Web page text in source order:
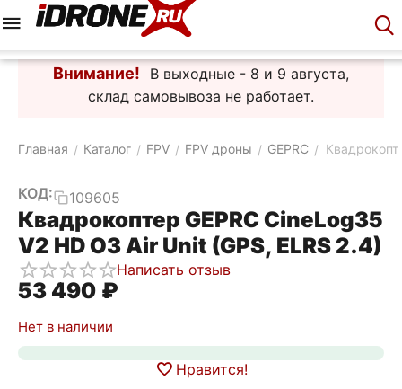
Внимание!
В выходные - 8 и 9 августа,
склад самовывоза не работает.
Главная / Каталог / FPV / FPV дроны / GEPRC /
КОД: 109605
Квадрокоптер GEPRC CineLog35
V2 HD O3 Air Unit (GPS, ELRS 2.4)
Написать отзыв
53 490 ₽
Нет в наличии
Нравится!
Корзина